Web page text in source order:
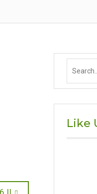
II
Like